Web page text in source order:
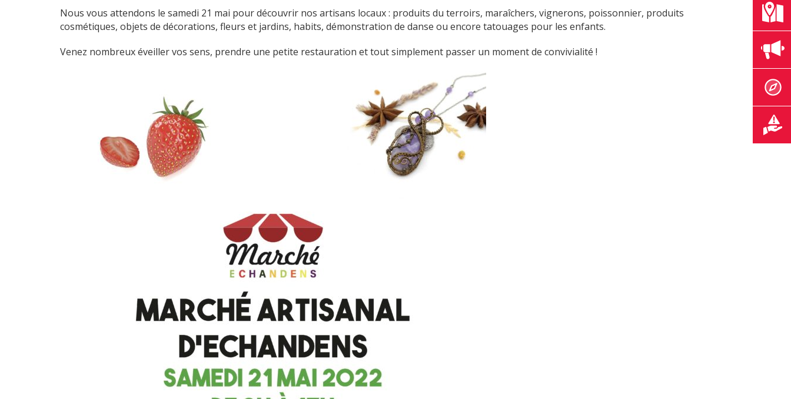
Nous vous attendons le samedi 21 mai pour découvrir nos artisans locaux : produits du terroirs, maraîchers, vignerons, poissonnier, produits
cosmétiques, objets de décorations, fleurs et jardins, habits, démonstration de danse ou encore tatouages pour les enfants.
Venez nombreux éveiller vos sens, prendre une petite restauration et tout simplement passer un moment de convivialité !